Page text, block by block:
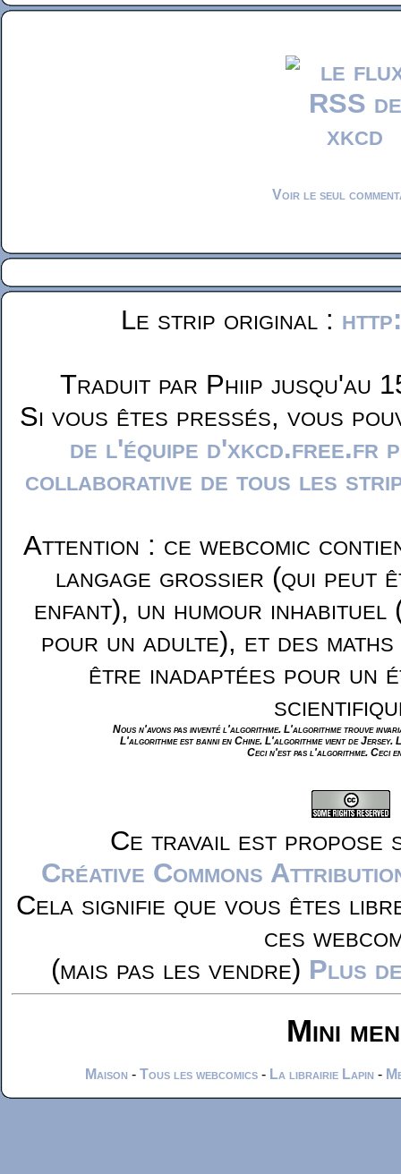
Voir le seul
Le strip original :
Traduit par Phiip jusqu'au
Si vous êtes pressés, vous
de l'équipe d'xkcd.free.fr
collaborative de tous les
Attention : ce webcomic
langage grossier (qui peut
enfant), un humour inhabituel
pour un adulte), et des maths
être inadaptées pour un
Nous n'avons pas inventé l'algorithme. L'algorithme trouve
L'algorithme est banni en Chine. L'algorithme vient de Jersey.
Ceci n'est pas l'algorithme. Ceci
Ce travail est propose
Créative Commons
Cela signifie que vous êtes
ces
(mais pas les vendre) Plus
Mini
Maison - Tous les webcomics - La librairie Lapin -